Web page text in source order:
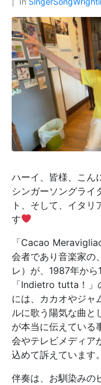
ハーイ、皆様、こん
シンガーソングライ
ト、そして、イタ
す
「Cacao
会者であり音楽家の
レ）が、1987年か
「Indietro tutta！」
には、カカオやジャ
ルに歌う陽気な曲と
が本当に伝えている
会やテレビメディア
込めて訴えています。
伴奏は、お馴染みの